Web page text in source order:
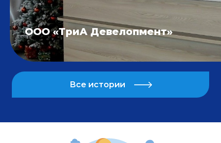
ООО «ТриА Девелопмент»
Все истории